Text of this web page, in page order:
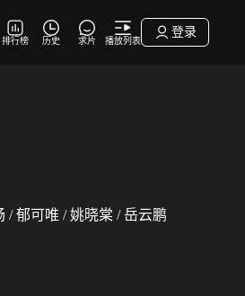
排行榜 历史 求片 播放列表
登录
/ 郁可唯 / 姚晓棠 / 岳云鹏